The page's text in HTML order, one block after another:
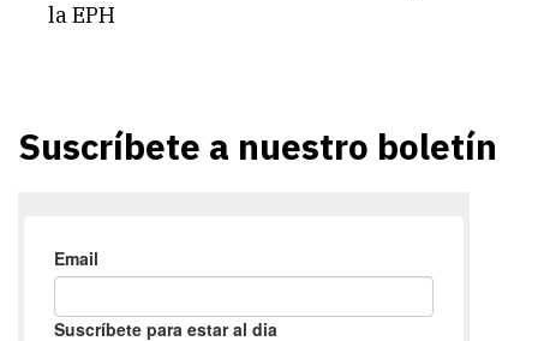
la EPH
Suscríbete a nuestro boletín